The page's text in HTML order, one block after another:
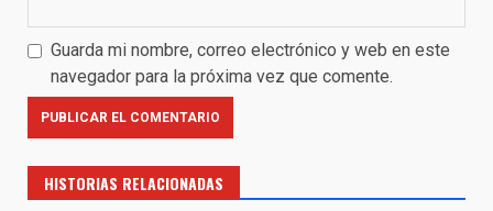
Guarda mi nombre, correo electrónico y web en este
navegador para la próxima vez que comente.
HISTORIAS RELACIONADAS